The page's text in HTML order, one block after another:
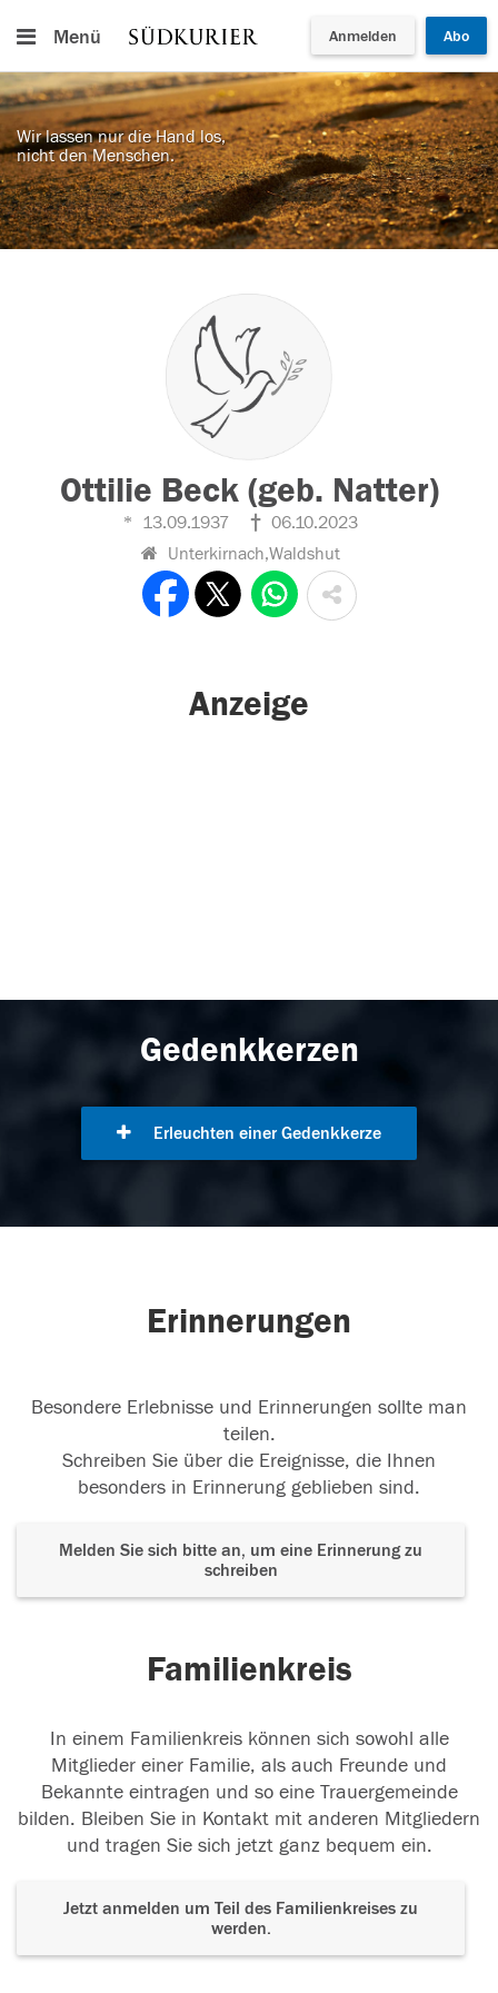
Menü Anmelden Abo
Wir lassen nur die Hand los,
nicht den Menschen.
Ottilie Beck (geb. Natter)
13.09.1937
06.10.2023
Unterkirnach,Waldshut
Anzeige
Gedenkkerzen
Erleuchten einer Gedenkkerze
Erinnerungen
Besondere Erlebnisse und Erinnerungen sollte man
teilen.
Schreiben Sie über die Ereignisse, die Ihnen
besonders in Erinnerung geblieben sind.
Melden Sie sich bitte an, um eine Erinnerung zu
schreiben
Familienkreis
In einem Familienkreis können sich sowohl alle
Mitglieder einer Familie, als auch Freunde und
Bekannte eintragen und so eine Trauergemeinde
bilden. Bleiben Sie in Kontakt mit anderen Mitgliedern
und tragen Sie sich jetzt ganz bequem ein.
Jetzt anmelden um Teil des Familienkreises zu
werden.